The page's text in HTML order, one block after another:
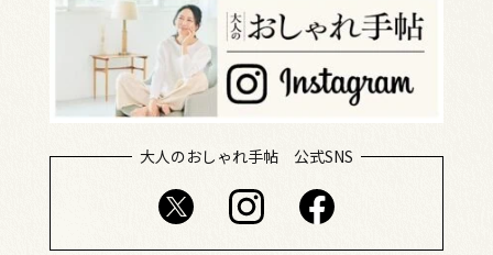
大人のおしゃれ手帖 公式SNS